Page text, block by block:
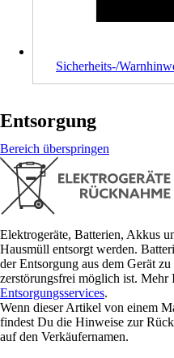
Sicherheits-/
Entsorgung
Bereich überspringen
Elektrogeräte, Batterien, Akkus
Hausmüll entsorgt werden.
der Entsorgung aus dem Gerät
zerstörungsfrei möglich ist. Mehr
Entsorgungsservices.
Wenn dieser Artikel von einem
findest Du die Hinweise zur
auf den Verkäufernamen.